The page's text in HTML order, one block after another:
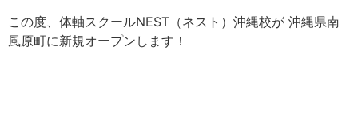
この度、体軸スクールNEST（ネスト）沖縄校が 沖縄県南
風原町に新規オープンします！